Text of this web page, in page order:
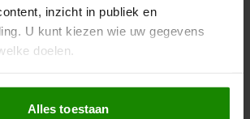
inzicht in publiek en
U kunt kiezen wie uw gegevens
doelen.
willen we ook graag:
verzamelen over uw geografische
Alles toestaan